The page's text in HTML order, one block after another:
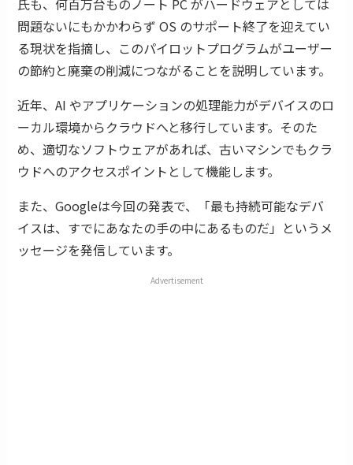
問題ないにもかかわらず OS のサポート終了を迎えてい
る現状を指摘し、このパイロットプログラムがユーザー
の節約と廃棄の削減につながることを説明しています。
近年、AI やアプリケーションの処理能力がデバイスのロ
ーカル環境からクラウドへと移行しています。そのた
め、適切なソフトウェアがあれば、古いマシンでもクラ
ウドへのアクセスポイントとして機能します。
また、Googleは今回の発表で、「最も持続可能なデバ
イスは、すでにあなたの手の中にあるものだ」というメ
ッセージを発信しています。
Advertisement